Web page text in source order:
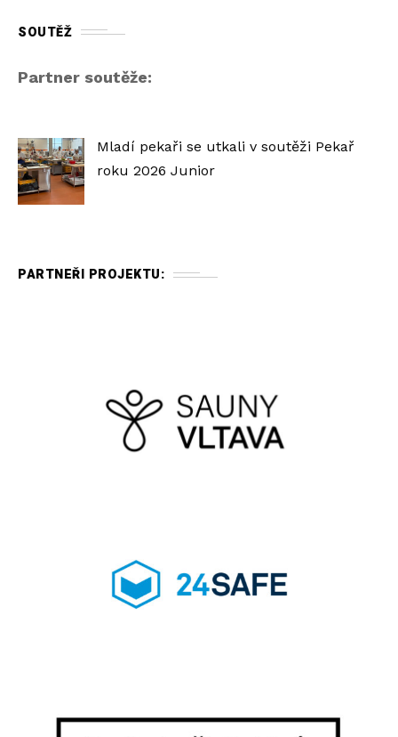
SOUTĚŽ
Partner soutěže:
Mladí pekaři se utkali v soutěži Pekař
roku 2026 Junior
PARTNEŘI PROJEKTU: